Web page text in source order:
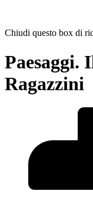
Chiudi questo box di
Paesaggi.
Ragazzini